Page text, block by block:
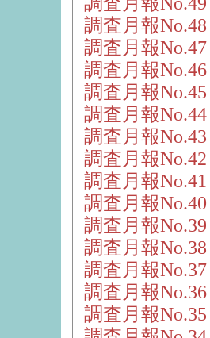
調査月報
調査月報
調査月報
調査月報
調査月報
調査月報
調査月報
調査月報
調査月報
調査月報
調査月報
調査月報
調査月報
調査月報